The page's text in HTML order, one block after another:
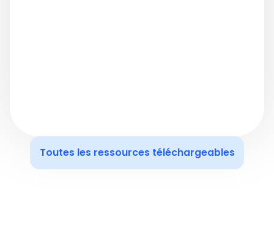
Toutes les ressources téléchargeables